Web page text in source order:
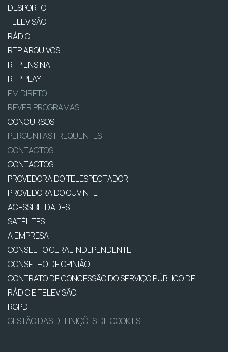
DESPORTO
TELEVISÃO
RÁDIO
RTP ARQUIVOS
RTP ENSINA
RTP PLAY
EM DIRETO
REVER PROGRAMAS
CONCURSOS
PERGUNTAS FREQUENTES
CONTACTOS
CONTACTOS
PROVEDORA DO TELESPECTADOR
PROVEDORA DO OUVINTE
ACESSIBILIDADES
SATÉLITES
A EMPRESA
CONSELHO GERAL INDEPENDENTE
CONSELHO DE OPINIÃO
CONTRATO DE CONCESSÃO DO SERVIÇO PÚBLICO DE
RÁDIO E TELEVISÃO
RGPD
GESTÃO DAS DEFINIÇÕES DE COOKIES